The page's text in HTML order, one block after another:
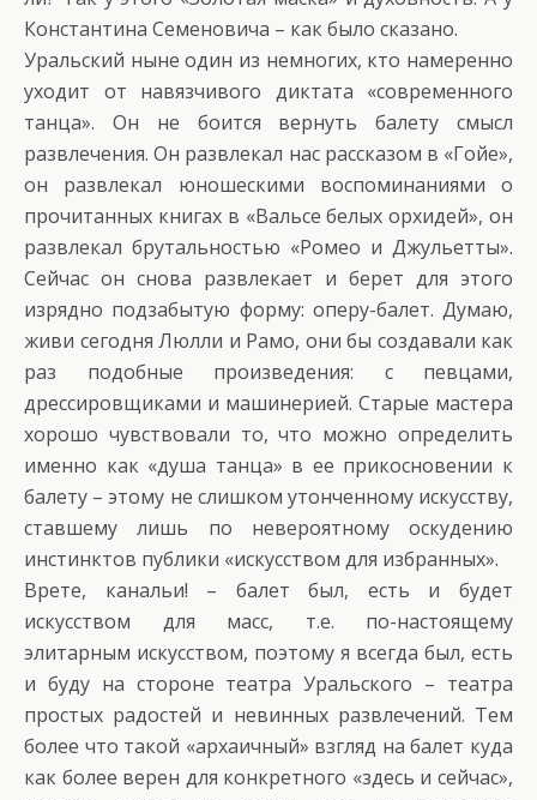
Константина Семеновича – как было сказано.
Уральский ныне один из немногих, кто намеренно
уходит от навязчивого диктата «современного
танца». Он не боится вернуть балету смысл
развлечения. Он развлекал нас рассказом в «Гойе»,
он развлекал юношескими воспоминаниями о
прочитанных книгах в «Вальсе белых орхидей», он
развлекал брутальностью «Ромео и Джульетты».
Сейчас он снова развлекает и берет для этого
изрядно подзабытую форму: оперу-балет. Думаю,
живи сегодня Люлли и Рамо, они бы создавали как
раз подобные произведения: с певцами,
дрессировщиками и машинерией. Старые мастера
хорошо чувствовали то, что можно определить
именно как «душа танца» в ее прикосновении к
балету – этому не слишком утонченному искусству,
ставшему лишь по невероятному оскудению
инстинктов публики «искусством для избранных».
Врете, канальи! – балет был, есть и будет
искусством для масс, т.е. по-настоящему
элитарным искусством, поэтому я всегда был, есть
и буду на стороне театра Уральского – театра
простых радостей и невинных развлечений. Тем
более что такой «архаичный» взгляд на балет куда
как более верен для конкретного «здесь и сейчас»,